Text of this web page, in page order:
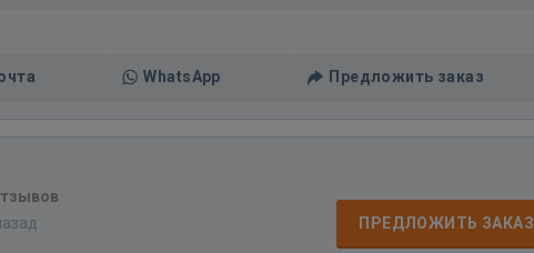
WhatsApp Предложить заказ
ПРЕДЛОЖИТЬ ЗАКАЗ